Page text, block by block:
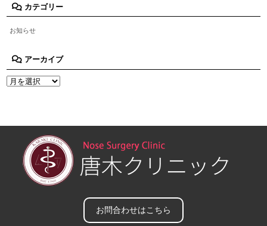
カテゴリー
お知らせ
アーカイブ
お問合わせはこちら